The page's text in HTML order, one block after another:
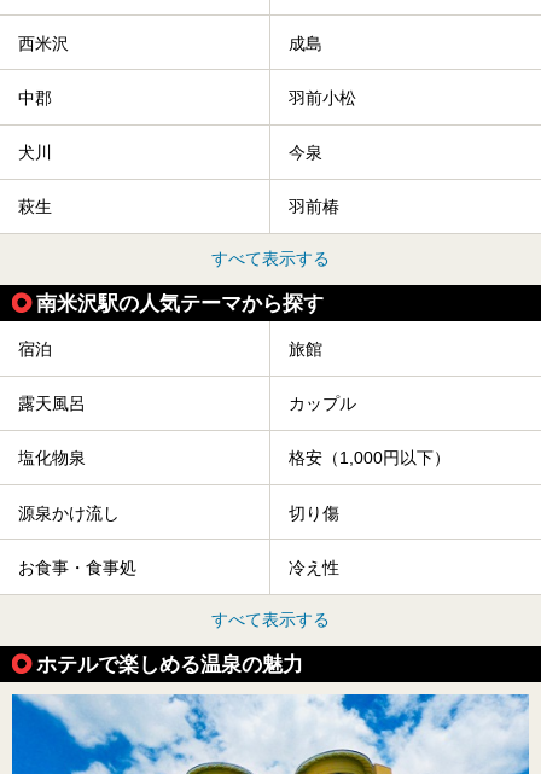
人気漫画「３月のライオン」の中でもこの人間将棋のシーン
りに、思わず吹き出してしまった読者もいることでしょう。
われます。また、23日は「天童百面指し」が行われ、人間
とができます。
天童市には温泉も多数あるので、桜と人間将棋を見た後はゆ
っくり温泉に浸かってはいかがでしょうか。
今回は山形県天童市のおすすめ温泉をご紹介します！
西米沢 成島
中郡 羽前小松
犬川 今泉
萩生 羽前椿
すべて表示する
南米沢駅の人気テーマから探す
宿泊 旅館
露天風呂 カップル
塩化物泉 格安（1,000円以下）
源泉かけ流し 切り傷
お食事・食事処 冷え性
すべて表示する
ホテルで楽しめる温泉の魅力